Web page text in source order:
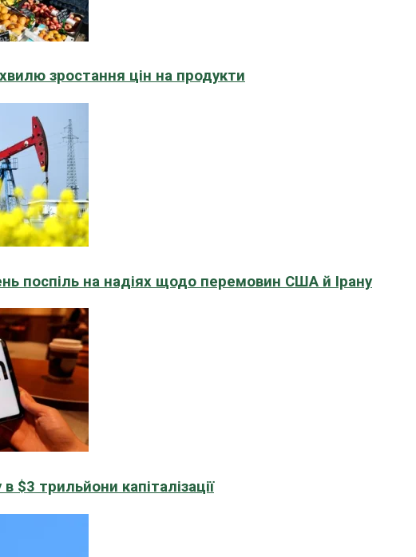
зростання цін на продукти
поспіль на надіях щодо перемовин США й Ірану
$3 трильйони капіталізації